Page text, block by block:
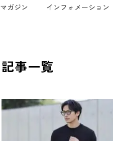
マガジン インフォメーション
記事一覧